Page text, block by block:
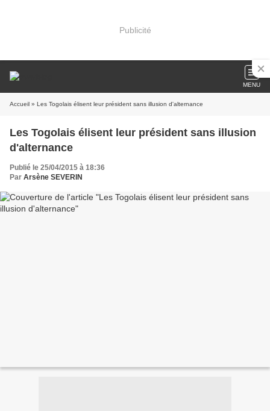
Publicité
MENU
Accueil » Les Togolais élisent leur président sans illusion d'alternance
Les Togolais élisent leur président sans illusion
d'alternance
Publié le 25/04/2015 à 18:36
Par Arsène SEVERIN